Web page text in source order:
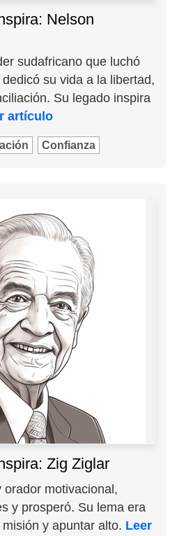
Nelson
sudafricano que luchó
su vida a la libertad,
Su legado inspira
artículo
Confianza
Zig Ziglar
orador motivacional,
y prosperó. Su lema era
y apuntar alto. Leer